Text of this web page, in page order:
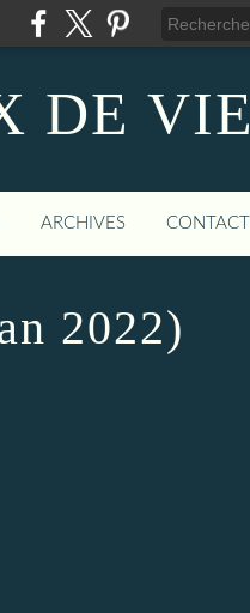
DE VIE
ARCHIVES CONTACT
2022)